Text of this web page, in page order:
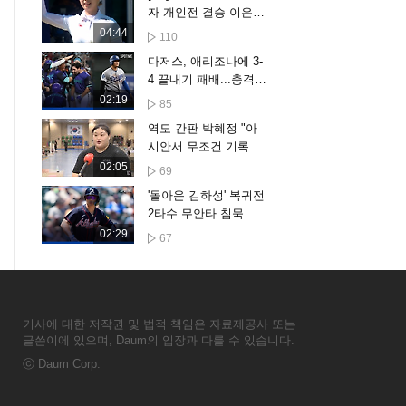
04:44
자 개인전 결승 이은경
vs 임시현
110
02:19
다저스, 애리조나에 3-
4 끝내기 패배...충격의
7연패 수렁 [스포타임#
85
02:05
역도 간판 박혜정 "아
시안서 무조건 기록 경
신"69
02:29
'돌아온 김하성' 복귀전
2타수 무안타 침묵...애
틀랜타도 2-3 패배 [스
67
기사에 대한 저작권 및 법적 책임은 자료제공사 또는
글쓴이에 있으며, Daum의 입장과 다를 수 있습니다.
ⓒ Daum Corp.